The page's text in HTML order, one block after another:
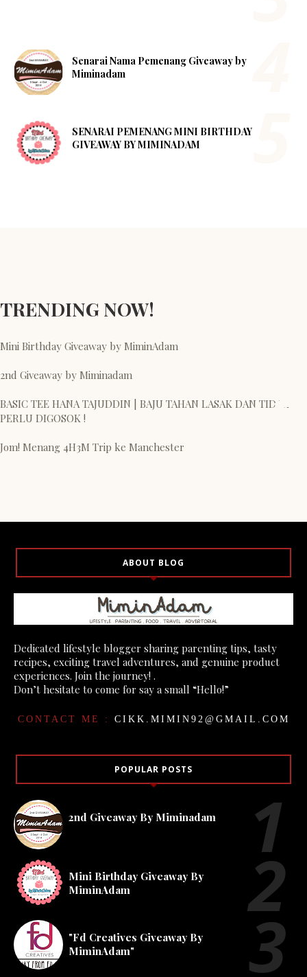
Senarai Nama Pemenang Giveaway by
Miminadam
SENARAI PEMENANG MINI BIRTHDAY
GIVEAWAY BY MIMINADAM
TRENDING NOW!
Mini Birthday Giveaway by MiminAdam
2nd Giveaway by Miminadam
BASIC TEE HANA TAJUDDIN | BAJU TAHAN LASAK DAN TIDAK
PERLU DIGOSOK !
Jom! Menang 4H3M Trip ke Manchester
ABOUT BLOG
Dedicated lifestyle blogger sharing parenting tips, tasty
recipes, exciting travel adventures, and genuine product
experiences. Join the journey! .
Don’t hesitate to come for say a small “Hello!”
CONTACT ME : CIKK.MIMIN92@GMAIL.COM
POPULAR POSTS
2nd Giveaway By Miminadam
Mini Birthday Giveaway By
MiminAdam
"Fd Creatives Giveaway By
MiminAdam"